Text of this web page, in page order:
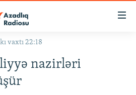
vaxtı 22:18
nazirləri